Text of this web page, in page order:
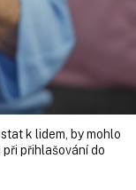
k lidem, by mohlo
přihlašování do